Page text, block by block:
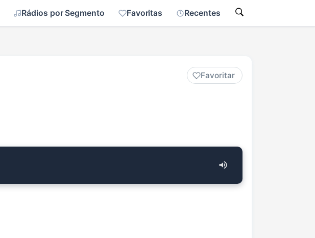
Rádios por Segmento Favoritas Recentes
Favoritar